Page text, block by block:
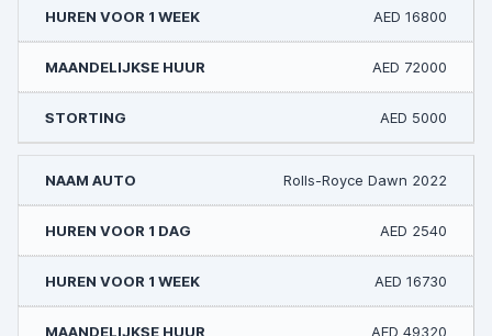
AED 16800
AED 72000
AED 5000
Rolls-Royce Dawn 2022
AED 2540
AED 16730
AED 49320